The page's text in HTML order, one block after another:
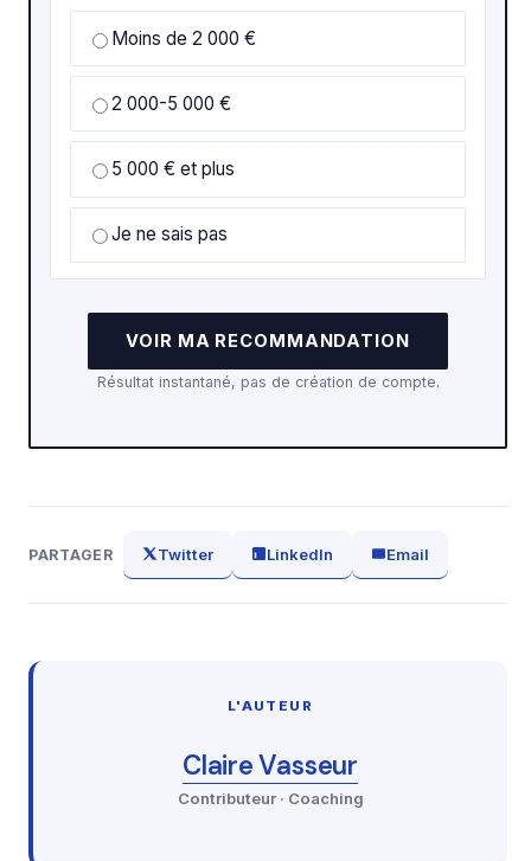
Moins de 2 000 €
2 000-5 000 €
5 000 € et plus
Je ne sais pas
VOIR MA RECOMMANDATION
Résultat instantané, pas de création de compte.
PARTAGER Twitter LinkedIn Email
L'AUTEUR
Claire Vasseur
Contributeur · Coaching